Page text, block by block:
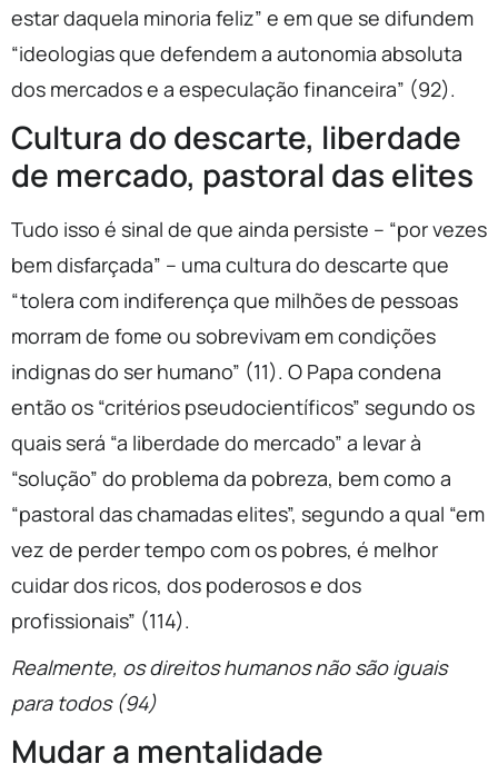
estar daquela minoria feliz” e em que se difundem
“ideologias que defendem a autonomia absoluta
dos mercados e a especulação financeira” (92).
Cultura do descarte, liberdade
de mercado, pastoral das elites
Tudo isso é sinal de que ainda persiste – “por vezes
bem disfarçada” – uma cultura do descarte que
“tolera com indiferença que milhões de pessoas
morram de fome ou sobrevivam em condições
indignas do ser humano” (11). O Papa condena
então os “critérios pseudocientíficos” segundo os
quais será “a liberdade do mercado” a levar à
“solução” do problema da pobreza, bem como a
“pastoral das chamadas elites”, segundo a qual “em
vez de perder tempo com os pobres, é melhor
cuidar dos ricos, dos poderosos e dos
profissionais” (114).
Realmente, os direitos humanos não são iguais
para todos (94)
Mudar a mentalidade